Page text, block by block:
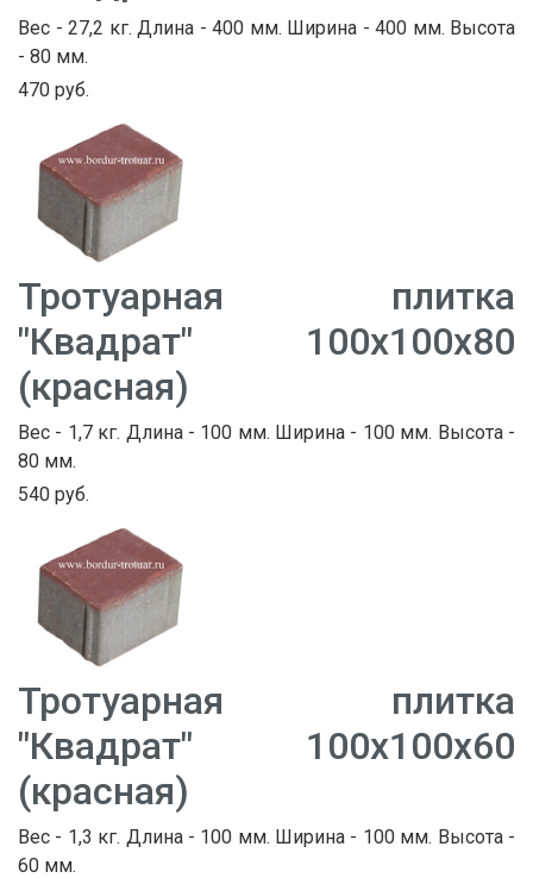
Вес - 27,2 кг. Длина - 400 мм. Ширина - 400 мм. Высота
- 80 мм.
470 руб.
Тротуарная плитка
"Квадрат" 100х100х80
(красная)
Вес - 1,7 кг. Длина - 100 мм. Ширина - 100 мм. Высота -
80 мм.
540 руб.
Тротуарная плитка
"Квадрат" 100х100х60
(красная)
Вес - 1,3 кг. Длина - 100 мм. Ширина - 100 мм. Высота -
60 мм.